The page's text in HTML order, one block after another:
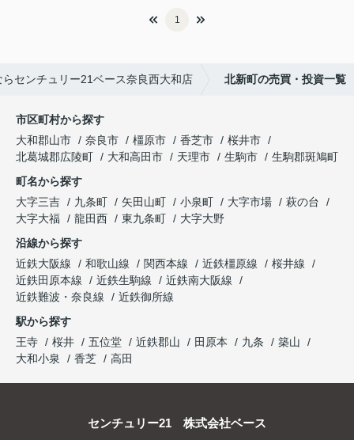
1
センチュリー21ベース奈良西大和店 北新町の売買・投資一覧
市区町村から探す
大和郡山市
奈良市 橿原市 香芝市
桜井市
北葛城郡広陵町
大和高田市 天理市 生駒市
生駒郡斑鳩町
町名から探す
大字三吉
九条町 矢田山町 小泉町 大字市場
萩の台
大字大福
龍田西 東九条町
大字大野
沿線から探す
近鉄大阪線
和歌山線 関西本線 近鉄橿原線
桜井線
近鉄田原本線
近鉄生駒線
近鉄南大阪線
近鉄難波・奈良線
近鉄御所線
駅から探す
王寺
桜井 五位堂 近鉄郡山 田原本 九条
築山
大和小泉
香芝 高田
センチュリー21 株式会社ベース